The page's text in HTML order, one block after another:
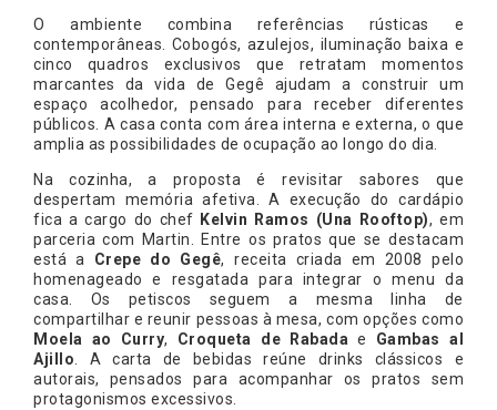
O ambiente combina referências rústicas e
contemporâneas. Cobogós, azulejos, iluminação baixa e
cinco quadros exclusivos que retratam momentos
marcantes da vida de Gegê ajudam a construir um
espaço acolhedor, pensado para receber diferentes
públicos. A casa conta com área interna e externa, o que
amplia as possibilidades de ocupação ao longo do dia.
Na cozinha, a proposta é revisitar sabores que
despertam memória afetiva. A execução do cardápio
fica a cargo do chef Kelvin Ramos (Una Rooftop), em
parceria com Martin. Entre os pratos que se destacam
está a Crepe do Gegê, receita criada em 2008 pelo
homenageado e resgatada para integrar o menu da
casa. Os petiscos seguem a mesma linha de
compartilhar e reunir pessoas à mesa, com opções como
Moela ao Curry, Croqueta de Rabada e Gambas al
Ajillo. A carta de bebidas reúne drinks clássicos e
autorais, pensados para acompanhar os pratos sem
protagonismos excessivos.